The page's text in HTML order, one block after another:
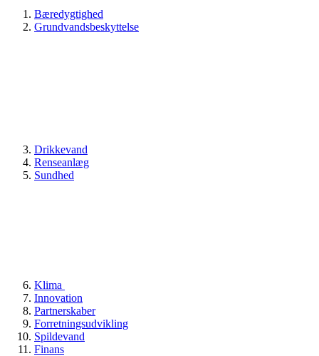
Bæredygtighed
Grundvandsbeskyttelse
Drikkevand
Renseanlæg
Sundhed
Klima
Innovation
Partnerskaber
Forretningsudvikling
Spildevand
Finans